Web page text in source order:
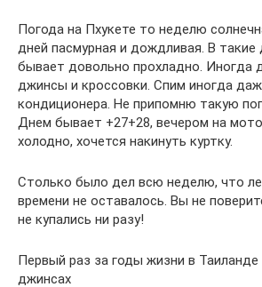
Погода на Пхукете то неделю
дней пасмурная и дождливая. В такие
бывает довольно прохладно. Иногда
джинсы и кроссовки. Спим иногда
кондиционера. Не припомню такую
Днем бывает +27+28, вечером на
холодно, хочется накинуть куртку.
Столько было дел всю неделю, что
времени не оставалось. Вы не
не купались ни разу!
Первый раз за годы жизни в Таиланде
джинсах